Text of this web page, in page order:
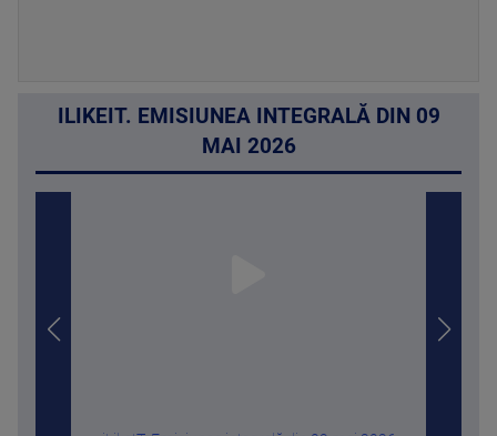
ILIKEIT. EMISIUNEA INTEGRALĂ DIN 09
MAI 2026